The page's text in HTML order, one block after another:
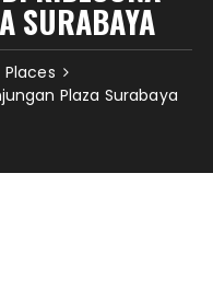
SURABAYA
Places
Plaza Surabaya